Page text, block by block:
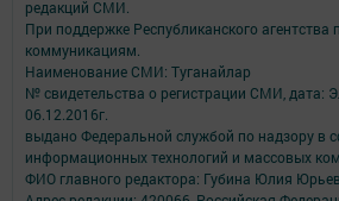
редакций СМИ.
При поддержке Республиканского
коммуникациям.
Наименование СМИ: Туганайлар
№ свидетельства о регистрации СМИ, дата:
06.12.2016г.
выдано Федеральной службой по надзору в
информационных технологий и массовых
ФИО главного редактора: Губина Юлия